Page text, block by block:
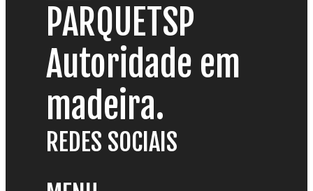
PARQUETSP
Autoridade em
madeira.
REDES SOCIAIS